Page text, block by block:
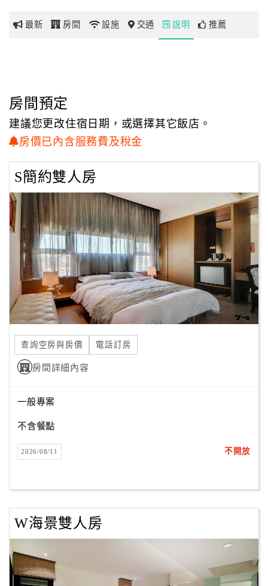
玩
地
圖
顧
務
顧
客
滿
意
度
訂
單
管
理
員
戶
客
服
聯
單
最新 房間 設施 交通 說明 推薦
房間預定
建議您更改住宿日期，或選擇其它飯店。
房價已內含服務費及稅金
S簡約雙人房
查詢空房與房價 電話訂房
房間詳細內容
一般專案
不含餐點
2026/08/11 不開放
W海景雙人房